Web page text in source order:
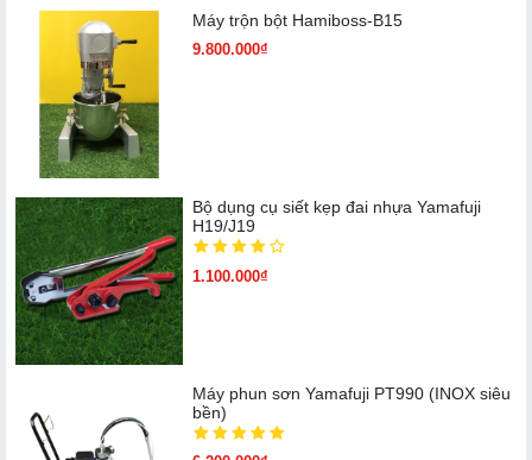
Máy trộn bột Hamiboss-B15
9.800.000₫
Bộ dụng cụ siết kẹp đai nhựa Yamafuji
H19/J19
1.100.000₫
Máy phun sơn Yamafuji PT990 (INOX siêu
bền)